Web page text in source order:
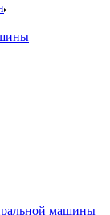
машины